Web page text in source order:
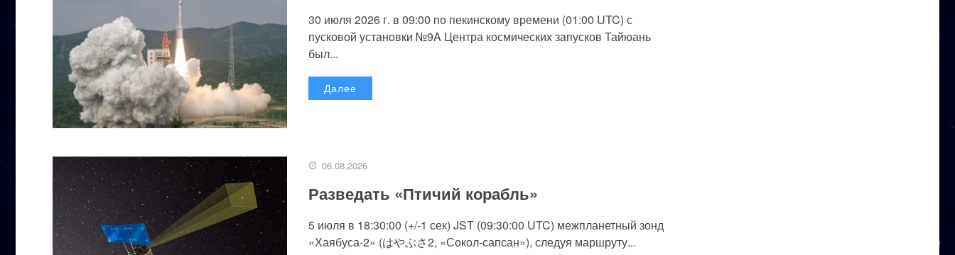
30 июля 2026 г. в 09:00 по пекинскому времени (01:00 UTC) с
пусковой установки №9A Центра космических запусков Тайюань
был...
Далее
06.08.2026
Разведать «Птичий корабль»
5 июля в 18:30:00 (+/-1 сек) JST (09:30:00 UTC) межпланетный зонд
«Хаябуса-2» (はやぶさ2, «Сокол-сапсан»), следуя маршруту...